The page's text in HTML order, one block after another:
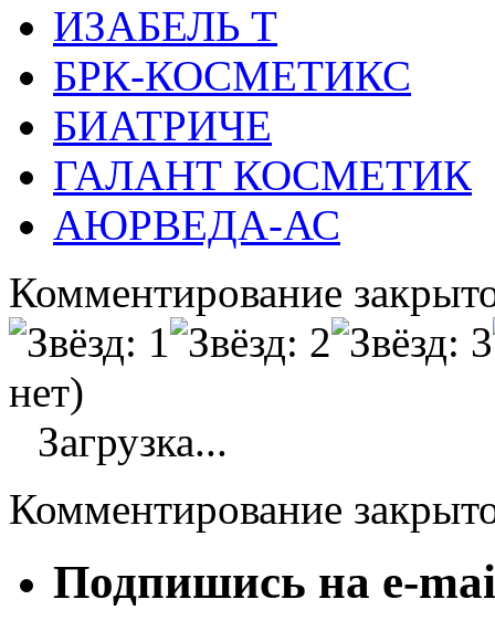
ИЗАБЕЛЬ Т
БРК-КОСМЕТИКС
БИАТРИЧЕ
ГАЛАНТ КОСМЕТИК
АЮРВЕДА-АС
Комментирование
нет)
Загрузка...
Комментирование
Подпишись на e-